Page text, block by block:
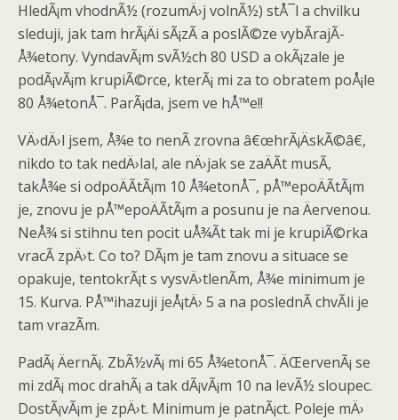
HledÃ¡m vhodnÃ½ (rozumÄ›j volnÃ½) stÅ¯l a chvilku
sleduji, jak tam hrÃ¡Äi sÃ¡zÃ­ a poslÃ©ze vybÃ­rajÃ­
Å¾etony. VyndavÃ¡m svÃ½ch 80 USD a okÃ¡zale je
podÃ¡vÃ¡m krupiÃ©rce, kterÃ¡ mi za to obratem poÅ¡le
80 Å¾etonÅ¯. ParÃ¡da, jsem ve hÅ™e!!
VÄ›dÄ›l jsem, Å¾e to nenÃ­ zrovna â€œhrÃ¡ÄskÃ©â€,
nikdo to tak nedÄ›lal, ale nÄ›jak se zaÄÃ­t musÃ­,
takÅ¾e si odpoÄÃ­tÃ¡m 10 Å¾etonÅ¯, pÅ™epoÄÃ­tÃ¡m
je, znovu je pÅ™epoÄÃ­tÃ¡m a posunu je na Äervenou.
NeÅ¾ si stihnu ten pocit uÅ¾Ã­t tak mi je krupiÃ©rka
vracÃ­ zpÄ›t. Co to? DÃ¡m je tam znovu a situace se
opakuje, tentokrÃ¡t s vysvÄ›tlenÃ­m, Å¾e minimum je
15. Kurva. PÅ™ihazuji jeÅ¡tÄ› 5 a na poslednÃ­ chvÃ­li je
tam vrazÃ­m.
PadÃ¡ ÄernÃ¡. ZbÃ½vÃ¡ mi 65 Å¾etonÅ¯. ÄŒervenÃ¡ se
mi zdÃ¡ moc drahÃ¡ a tak dÃ¡vÃ¡m 10 na levÃ½ sloupec.
DostÃ¡vÃ¡m je zpÄ›t. Minimum je patnÃ¡ct. Poleje mÄ›